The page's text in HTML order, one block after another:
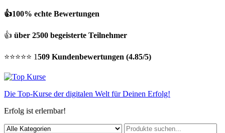
👍100% echte Bewertungen
👍 über 2500 begeisterte Teilnehmer
⭐⭐⭐⭐⭐ 1509 Kundenbewertungen (4.85/5)
Die Top-Kurse der digitalen Welt für Deinen Erfolg!
Erfolg ist erlernbar!